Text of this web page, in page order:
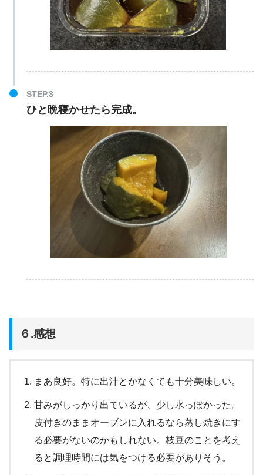
ひと晩寝かせたら完成。
６.感想
まあ良好。特に出汁とかなくても十分美味しい。
甘みがしっかり出ているが、少し水っぽかった。
皮付きのままオーブンに入れるなら蒸し焼きにす
る必要がないのかもしれない。枝豆のことを考え
ると調理時間には気をつける必要がありそう。